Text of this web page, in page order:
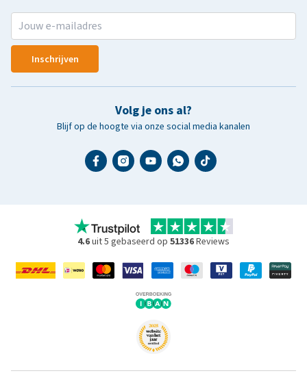
Inschrijven
Volg je ons al?
Blijf op de hoogte via onze social media kanalen
4.6uit 5 gebaseerd op 51336Reviews